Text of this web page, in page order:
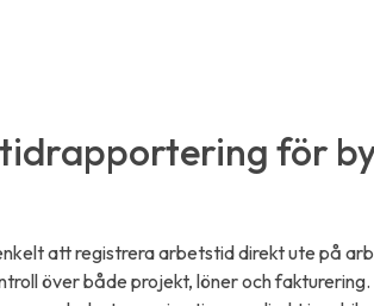
för
att registrera arbetstid direkt ute på
över både projekt, löner och